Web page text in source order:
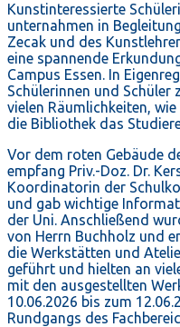
Kunstinteressierte
unternahmen in
Zecak und des
eine spannende
Campus Essen. In
Schülerinnen und Schüler
vielen Räumlichkeiten,
die Bibliothek das
Vor dem roten Gebäude
empfang Priv.-Doz. Dr.
Koordinatorin der
und gab wichtige
der Uni. Anschließend
von Herrn Buchholz und
die Werkstätten und
geführt und hielten an
mit den ausgestellten
10.06.2026 bis zum
Rundgangs des